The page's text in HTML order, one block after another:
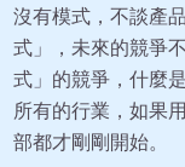
沒有模式，不談產
式」，未來的競爭
式」的競爭，什麼
所有的行業，如果
部都才剛剛開始。